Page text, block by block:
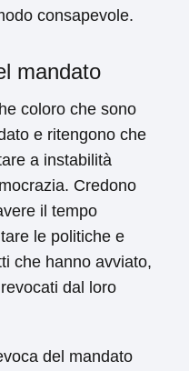
consapevole.
mandato
coloro che sono
e ritengono che
a instabilità
Credono
il tempo
le politiche e
che hanno avviato,
dal loro
del mandato